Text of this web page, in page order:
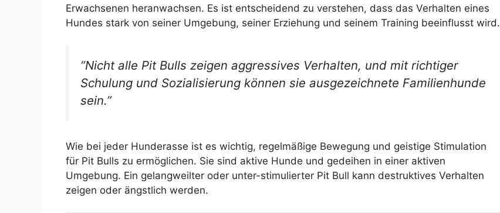
Erwachsenen heranwachsen. Es ist entscheidend zu verstehen, dass das Verhalten eines
Hundes stark von seiner Umgebung, seiner Erziehung und seinem Training beeinflusst wird.
“Nicht alle Pit Bulls zeigen aggressives Verhalten, und mit richtiger
Schulung und Sozialisierung können sie ausgezeichnete Familienhunde
sein.”
Wie bei jeder Hunderasse ist es wichtig, regelmäßige Bewegung und geistige Stimulation
für Pit Bulls zu ermöglichen. Sie sind aktive Hunde und gedeihen in einer aktiven
Umgebung. Ein gelangweilter oder unter-stimulierter Pit Bull kann destruktives Verhalten
zeigen oder ängstlich werden.